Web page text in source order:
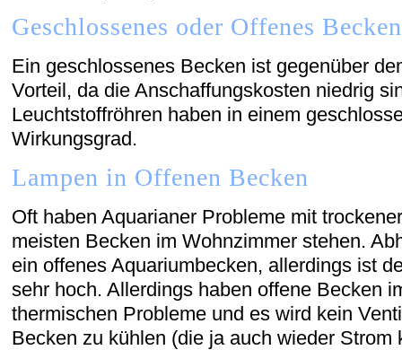
Geschlossenes oder Offenes
Ein geschlossenes Becken ist gegenüber
Vorteil, da die Anschaffungskosten niedrig
Leuchtstoffröhren haben in einem
Wirkungsgrad.
Lampen in Offenen Becken
Oft haben Aquarianer Probleme mit
meisten Becken im Wohnzimmer stehen.
ein offenes Aquariumbecken, allerdings ist
sehr hoch. Allerdings haben offene Becken
thermischen Probleme und es wird kein
Becken zu kühlen (die ja auch wieder Strom